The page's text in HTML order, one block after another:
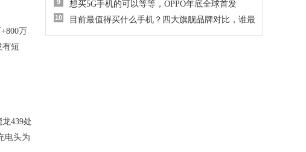
万
有短
439处
电头为
9 想买5G手机的可以等等，OPPO年底全球首发
10 目前最值得买什么手机？四大旗舰品牌对比，谁最